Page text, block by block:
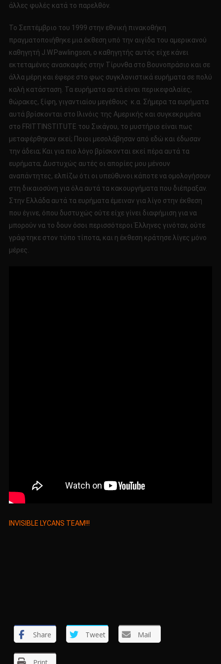
άλλες φυλές κατά το παρελθόν.
Το Σεπτέμβριο του 1999 στην εθνική πινακοθήκη
πραγματοποιήθηκε μια έκθεση υπό την αιγίδα του αμερικανού
καθηγητή J.W.Pawlingson, ο καθηγητής αυτός είχε κάνει
εκτεταμένες ανασκαφές στην Τίρυνθα στο Βουνοπράσιο και σε
άλλα μέρη και έφερε στο φως συγκλονιστικά ευρήματα σε πολύ
καλή κατάσταση. Τα ευρήματα αυτά είναι περικεφαλαίες,
θώρακες, ξίφη, γιγαντιαίου μεγέθους κ.α. Σήμερα τα ευρήματα
αυτά βρίσκονται στο Ιλινόις της Αμερικής και συγκεκριμένα
στο FRITTINSTITUTE του Σικάγου, το μυστήριο είναι πως
μεταφέρθηκαν εκεί; Ποιοι μεσολάβησαν από εδώ και έδωσαν
την άδεια; Και για πιο λόγο βρίσκονται εκεί πέρα αυτά τα
ευρήματα; Δυστυχώς αυτές οι απορίες μου μένουν
αναπάντητες, ελπίζω ότι οι υπεύθυνοι κάποτε να ομολογήσουν
στη δικαιοσύνη για όλα αυτά τα κακουργήματα που διέπραξαν.
Στην Ελλάδα αυτά τα ευρήματα έμειναν για λίγο στην έκθεση
που έγινε, όπου δυστυχώς ούτε είχε γίνει διαφήμιση για να
μπορούν να το δουν όσοι περισσότεροι Έλληνες γινόταν, ούτε
γράφτηκε στον τύπο τίποτα, και η έκθεση κράτησε λίγες μόνο
μέρες.
INVISIBLE LYCANS TEAM!!!
Share Tweet Mail